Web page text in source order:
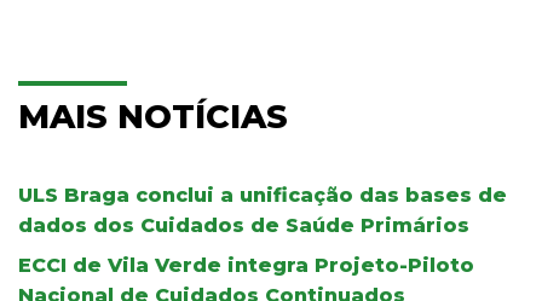
MAIS NOTÍCIAS
ULS Braga conclui a unificação das bases de
dados dos Cuidados de Saúde Primários
ECCI de Vila Verde integra Projeto-Piloto
Nacional de Cuidados Continuados